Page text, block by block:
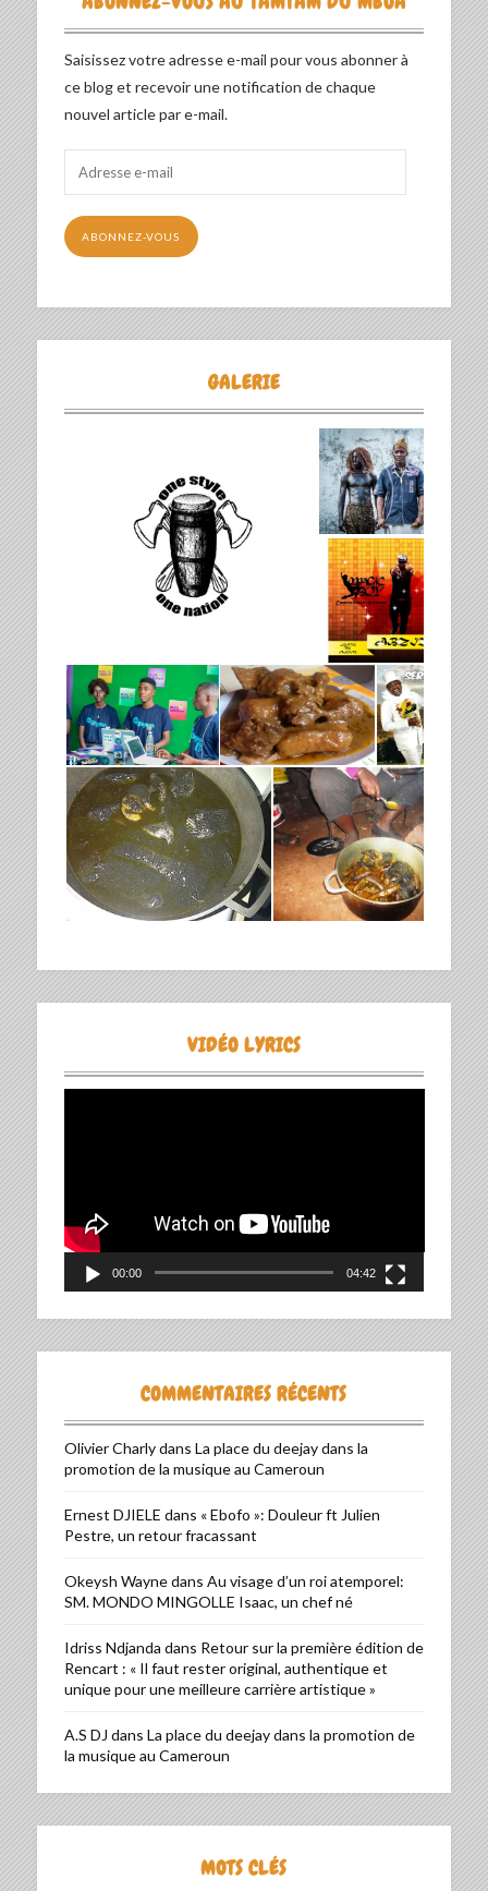
Saisissez votre adresse e-mail pour vous abonner à
ce blog et recevoir une notification de chaque
nouvel article par e-mail.
mail
ABONNEZ-VOUS
GALERIE
VIDÉO LYRICS
00:00 04:42
COMMENTAIRES RÉCENTS
Olivier Charlydans La place du deejay dans la
promotion de la musique au Cameroun
Ernest DJIELE dans « Ebofo »: Douleur ft Julien
Pestre, un retour fracassant
Okeysh Waynedans Au visage d’un roi atemporel:
SM. MONDO MINGOLLE Isaac, un chef né
Idriss Ndjanda dans Retour sur la première édition de
Rencart : « Il faut rester original, authentique et
unique pour une meilleure carrière artistique »
A.S DJ dans La place du deejay dans la promotion de
la musique au Cameroun
MOTS CLÉS